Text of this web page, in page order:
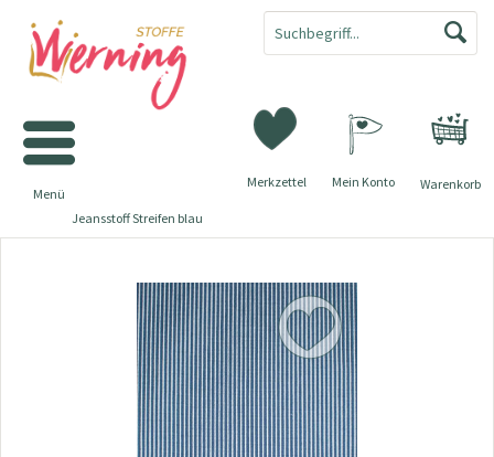
Warenkorb
Merkzettel Mein Konto
Menü
Jeansstoff Streifen blau